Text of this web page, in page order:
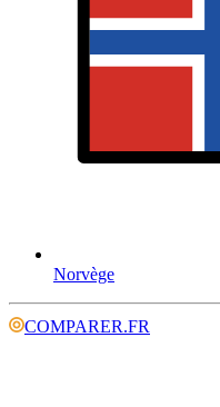
Norvège
COMPARER.FR